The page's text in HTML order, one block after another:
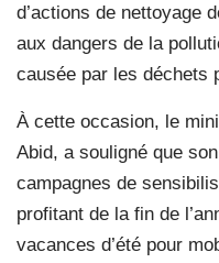
d’actions de nettoyage
aux dangers de la
causée par les déchets
À cette occasion, le
Abid, a souligné que
campagnes de
profitant de la fin de
vacances d’été pour